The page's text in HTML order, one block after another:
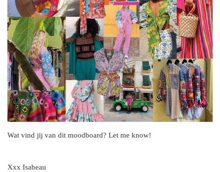
Wat vind jij van dit moodboard? Let me know!
Xxx Isabeau